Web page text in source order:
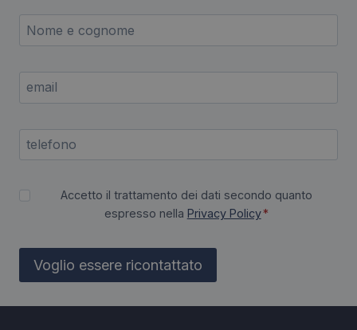
Accetto il trattamento dei dati secondo quanto
espresso nella Privacy Policy*
Voglio essere ricontattato